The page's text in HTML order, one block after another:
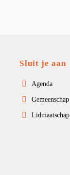
Sluit je aan
Agenda
Gemeenschap
Lidmaatschap